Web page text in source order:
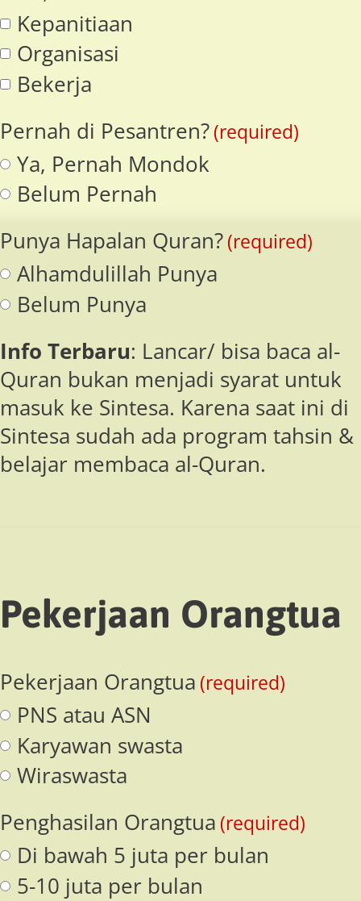
Kepanitiaan
Organisasi
Bekerja
Pernah di Pesantren?(required)
Ya, Pernah Mondok
Belum Pernah
Punya Hapalan Quran?(required)
Alhamdulillah Punya
Belum Punya
Info Terbaru: Lancar/ bisa baca al-
Quran bukan menjadi syarat untuk
masuk ke Sintesa. Karena saat ini di
Sintesa sudah ada program tahsin &
belajar membaca al-Quran.
Pekerjaan Orangtua
Pekerjaan Orangtua (required)
PNS atau ASN
Karyawan swasta
Wiraswasta
Penghasilan Orangtua (required)
Di bawah 5 juta per bulan
5-10 juta per bulan